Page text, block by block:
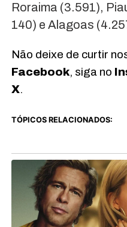
Roraima (3.591),
140) e Alagoas
Não deixe de curtir
Facebook, siga no
X.
TÓPICOS RELACIONADOS: